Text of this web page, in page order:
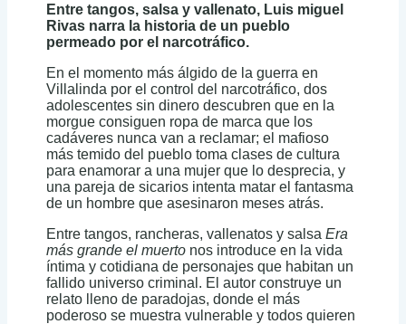
Entre tangos, salsa y vallenato, Luis miguel
Rivas narra la historia de un pueblo
permeado por el narcotráfico.
En el momento más álgido de la guerra en
Villalinda por el control del narcotráfico, dos
adolescentes sin dinero descubren que en la
morgue consiguen ropa de marca que los
cadáveres nunca van a reclamar; el mafioso
más temido del pueblo toma clases de cultura
para enamorar a una mujer que lo desprecia, y
una pareja de sicarios intenta matar el fantasma
de un hombre que asesinaron meses atrás.
Entre tangos, rancheras, vallenatos y salsaEra
más grande el muerto nos introduce en la vida
íntima y cotidiana de personajes que habitan un
fallido universo criminal. El autor construye un
relato lleno de paradojas, donde el más
poderoso se muestra vulnerable y todos quieren